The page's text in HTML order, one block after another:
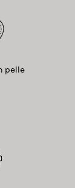
pelle